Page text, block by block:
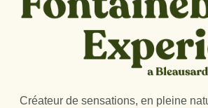
Créateur de sensations, en pleine